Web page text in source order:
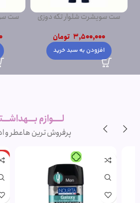
ست سویشرت شلوار تکه دوزی
3,500,000 تومان
افزودن به سبد خرید
ست
لــــوازم
پرفروش ترین هاعطر و
-15%